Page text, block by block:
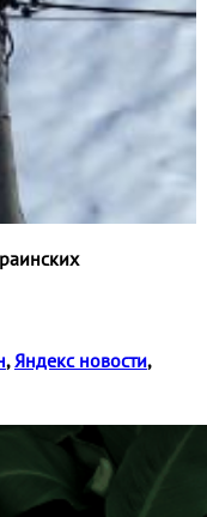
, Яндекс новости,